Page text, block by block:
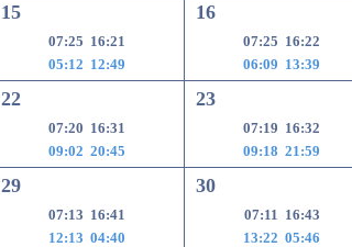
15
07:25 16:21
05:12 12:49
16
07:25 16:22
06:09 13:39
22
07:20 16:31
09:02 20:45
23
07:19 16:32
09:18 21:59
29
07:13 16:41
12:13 04:40
30
07:11 16:43
13:22 05:46